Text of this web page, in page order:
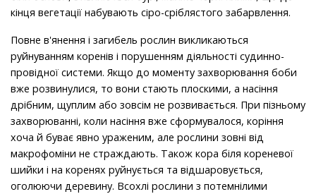
кінця вегетації набувають сіро-сріблястого забарвлення.
Повне в'янення і загибель рослин викликаються
руйнуванням коренів і порушенням діяльності судинно-
провідної системи. Якщо до моменту захворювання боби
вже розвинулися, то вони стають плоскими, а насіння
дрібним, щуплим або зовсім не розвивається. При пізньому
захворюванні, коли насіння вже сформувалося, коріння
хоча й буває явно ураженим, але рослини зовні від
макрофоміни не страждають. Також кора біля кореневої
шийки і на коренях руйнується та відшаровується,
оголюючи деревину. Всохлі рослини з потемнілими